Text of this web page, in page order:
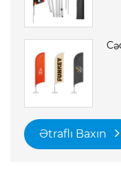
Ətraflı Baxın